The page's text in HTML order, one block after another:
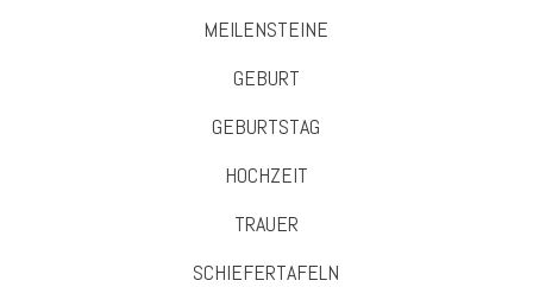
MEILENSTEINE
GEBURT
GEBURTSTAG
HOCHZEIT
TRAUER
SCHIEFERTAFELN